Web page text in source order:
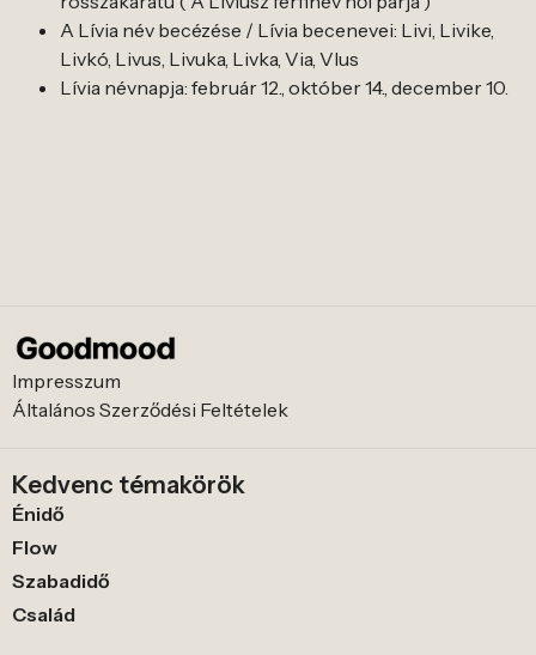
A Lívia név becézése / Lívia becenevei: Livi, Livike,
Livkó, Livus, Livuka, Livka, Via, VIus
Lívia névnapja: február 12., október 14., december 10.
Impresszum
Általános Szerződési Feltételek
Kedvenc témakörök
Énidő
Flow
Szabadidő
Család